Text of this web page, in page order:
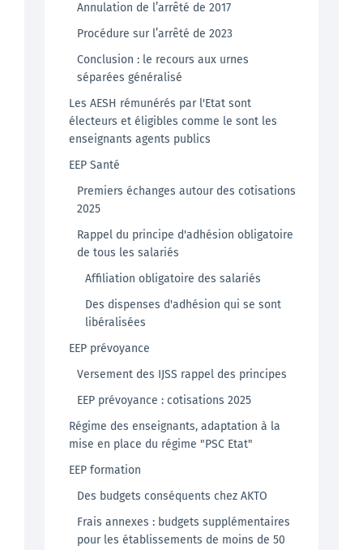
Annulation de l’arrêté de 2017
Procédure sur l’arrêté de 2023
Conclusion : le recours aux urnes
séparées généralisé
Les AESH rémunérés par l'Etat sont
électeurs et éligibles comme le sont les
enseignants agents publics
EEP Santé
Premiers échanges autour des cotisations
2025
Rappel du principe d'adhésion obligatoire
de tous les salariés
Affiliation obligatoire des salariés
Des dispenses d'adhésion qui se sont
libéralisées
EEP prévoyance
Versement des IJSS rappel des principes
EEP prévoyance : cotisations 2025
Régime des enseignants, adaptation à la
mise en place du régime "PSC Etat"
EEP formation
Des budgets conséquents chez AKTO
Frais annexes : budgets supplémentaires
pour les établissements de moins de 50